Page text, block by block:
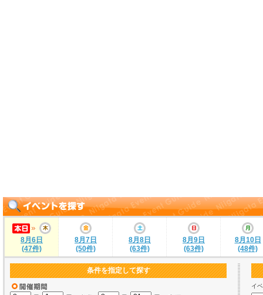
8月6日
(47件)
8月7日
(50件)
8月8日
(63件)
8月9日
(63件)
8月10日
(48件)
条件を指定して探す
イ